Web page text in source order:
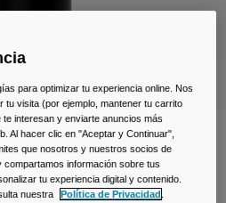
Chug 1,2 L –
OS
para optimizar tu experiencia online. Nos
tu visita (por ejemplo, mantener tu carrito
interesan y enviarte anuncios más
Al hacer clic en "Aceptar y Continuar",
que nosotros y nuestros socios de
información sobre tus
tu experiencia digital y contenido.
nuestra
Política de Privacidad